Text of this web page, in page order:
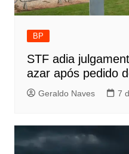
BP
STF adia
azar após pedido
Geraldo Naves 7